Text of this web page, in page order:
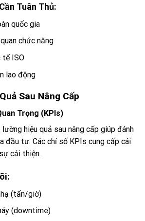
Tuân Thủ:
quốc gia
chức năng
tế ISO
lao động
Sau Nâng Cấp
Trọng (KPIs)
hiệu quả sau nâng cấp giúp đánh
đầu tư. Các chỉ số KPIs cung cấp cái
cải thiện.
(tấn/giờ)
(downtime)